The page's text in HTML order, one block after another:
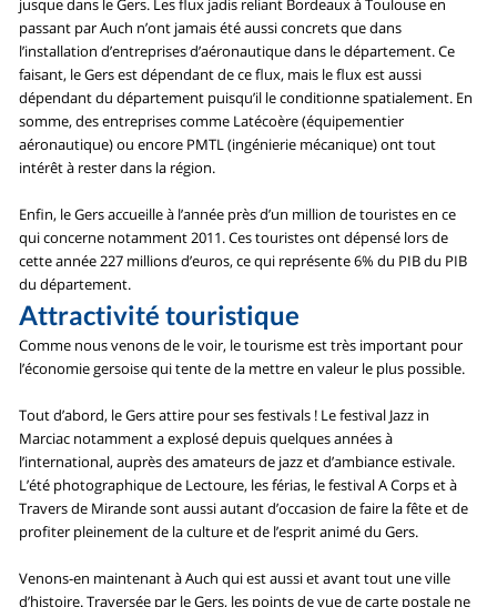
jusque dans le Gers. Les flux jadis reliant Bordeaux à Toulouse en
passant par Auch n’ont jamais été aussi concrets que dans
l’installation d’entreprises d’aéronautique dans le département. Ce
faisant, le Gers est dépendant de ce flux, mais le flux est aussi
dépendant du département puisqu’il le conditionne spatialement. En
somme, des entreprises comme Latécoère (équipementier
aéronautique) ou encore PMTL (ingénierie mécanique) ont tout
intérêt à rester dans la région.
Enfin, le Gers accueille à l’année près d’un million de touristes en ce
qui concerne notamment 2011. Ces touristes ont dépensé lors de
cette année 227 millions d’euros, ce qui représente 6% du PIB du PIB
du département.
Attractivité touristique
Comme nous venons de le voir, le tourisme est très important pour
l’économie gersoise qui tente de la mettre en valeur le plus possible.
Tout d’abord, le Gers attire pour ses festivals ! Le festival Jazz in
Marciac notamment a explosé depuis quelques années à
l’international, auprès des amateurs de jazz et d’ambiance estivale.
L’été photographique de Lectoure, les férias, le festival A Corps et à
Travers de Mirande sont aussi autant d’occasion de faire la fête et de
profiter pleinement de la culture et de l’esprit animé du Gers.
Venons-en maintenant à Auch qui est aussi et avant tout une ville
d’histoire. Traversée par le Gers, les points de vue de carte postale ne